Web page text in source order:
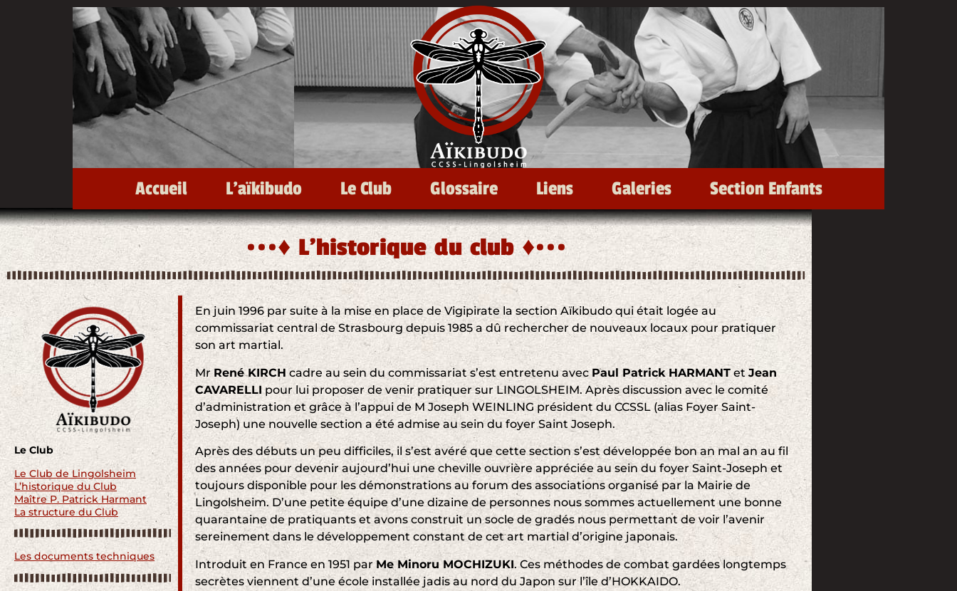
Accueil L’aïkibudo Le Club Glossaire Liens Galeries Section Enfants
•••♦ L’historique du club ♦•••
Le Club
Le Club de Lingolsheim
L’historique du Club
Maître P. Patrick Harmant
La structure du Club
Les documents techniques
En juin 1996 par suite à la mise en place de Vigipirate la section Aïkibudo qui était logée au
commissariat central de Strasbourg depuis 1985 a dû rechercher de nouveaux locaux pour pratiquer
son art martial.
Mr René KIRCH cadre au sein du commissariat s’est entretenu avec Paul Patrick HARMANT etJean
CAVARELLI pour lui proposer de venir pratiquer sur LINGOLSHEIM. Après discussion avec le comité
d’administration et grâce à l’appui de M Joseph WEINLING président du CCSSL (alias Foyer Saint-
Joseph) une nouvelle section a été admise au sein du foyer Saint Joseph.
Après des débuts un peu difficiles, il s’est avéré que cette section s’est développée bon an mal an au fil
des années pour devenir aujourd’hui une cheville ouvrière appréciée au sein du foyer Saint-Joseph et
toujours disponible pour les démonstrations au forum des associations organisé par la Mairie de
Lingolsheim. D’une petite équipe d’une dizaine de personnes nous sommes actuellement une bonne
quarantaine de pratiquants et avons construit un socle de gradés nous permettant de voir l’avenir
sereinement dans le développement constant de cet art martial d’origine japonais.
Introduit en France en 1951 parMe Minoru MOCHIZUKI. Ces méthodes de combat gardées longtemps
secrètes viennent d’une école installée jadis au nord du Japon sur l’île d’HOKKAIDO.